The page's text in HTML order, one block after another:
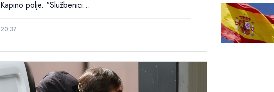
Kapino polje. "Službenici...
20:37